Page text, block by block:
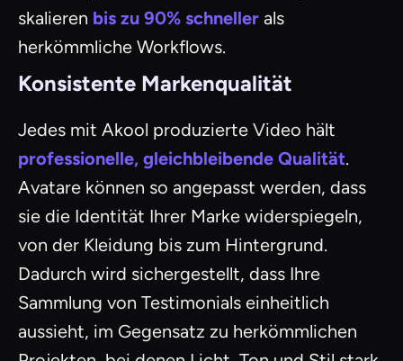
skalieren bis zu 90% schneller als
herkömmliche Workflows.
Konsistente Markenqualität
Jedes mit Akool produzierte Video hält
professionelle, gleichbleibende Qualität.
Avatare können so angepasst werden, dass
sie die Identität Ihrer Marke widerspiegeln,
von der Kleidung bis zum Hintergrund.
Dadurch wird sichergestellt, dass Ihre
Sammlung von Testimonials einheitlich
aussieht, im Gegensatz zu herkömmlichen